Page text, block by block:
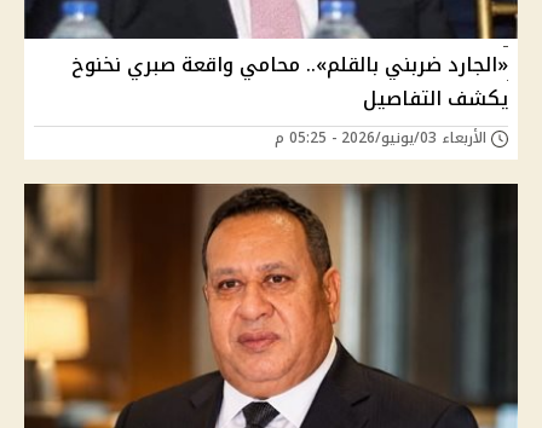
«الجارد ضربني بالقلم».. محامي واقعة صبري نخنوخ
يكشف التفاصيل
الأربعاء 03/يونيو/2026 - 05:25 م